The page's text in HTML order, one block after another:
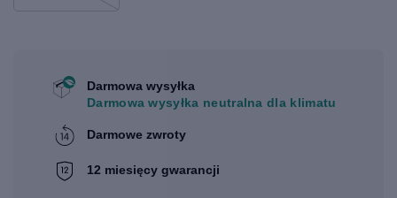
Darmowa wysyłka
Darmowa wysyłka neutralna dla klimatu
Darmowe zwroty
12 miesięcy gwarancji